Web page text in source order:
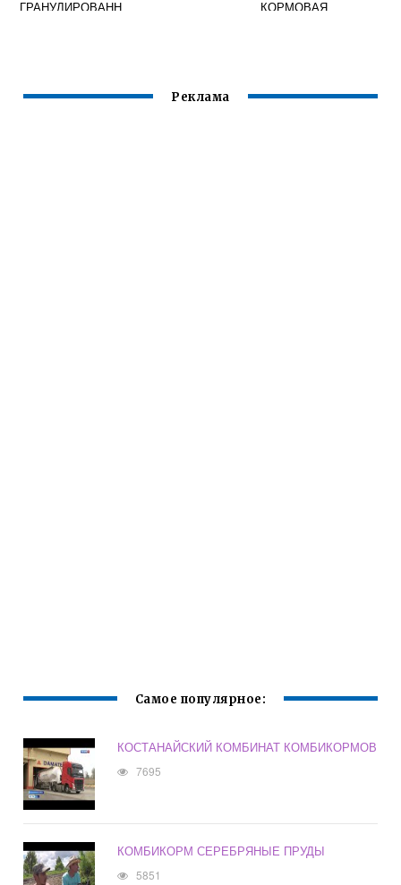
ГРАНУЛИРОВАНН
КОРМОВАЯ
Реклама
Самое популярное:
КОСТАНАЙСКИЙ КОМБИНАТ КОМБИКОРМОВ
7695
КОМБИКОРМ СЕРЕБРЯНЫЕ ПРУДЫ
5851